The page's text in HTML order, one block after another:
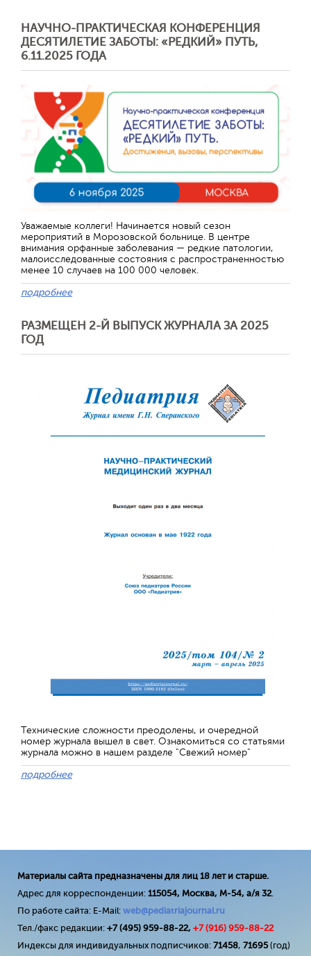
НАУЧНО-ПРАКТИЧЕСКАЯ КОНФЕРЕНЦИЯ
ДЕСЯТИЛЕТИЕ ЗАБОТЫ: «РЕДКИЙ» ПУТЬ,
6.11.2025 ГОДА
Уважаемые коллеги! Начинается новый сезон
мероприятий в Морозовской больнице. В центре
внимания орфанные заболевания — редкие патологии,
малоисследованные состояния с распространенностью
менее 10 случаев на 100 000 человек.
подробнее
РАЗМЕЩЕН 2-Й ВЫПУСК ЖУРНАЛА ЗА 2025
ГОД
Технические сложности преодолены, и очередной
номер журнала вышел в свет. Ознакомиться со статьями
журнала можно в нашем разделе "Свежий номер"
подробнее
Материалы сайта предназначены для лиц 18 лет и старше.
Адрес для корреспонденции: 115054, Москва, М-54, а/я 32.
По работе сайта: E-Mail: web@pediatriajournal.ru
Тел./факс редакции: +7 (495) 959-88-22, +7 (916) 959-88-22
Индексы для индивидуальных подписчиков: 71458, 71695(год)